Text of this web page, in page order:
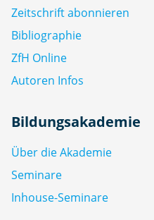
Zeitschrift abonnieren
Bibliographie
ZfH Online
Autoren Infos
Bildungsakademie
Über die Akademie
Seminare
Inhouse-Seminare